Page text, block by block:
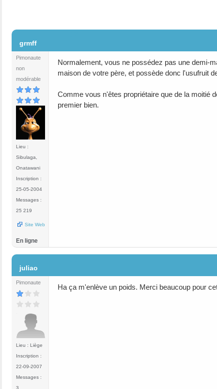
grmff
Pimonaute
non
modérable
Lieu :
Sibulaga,
Onatawani
Inscription :
25-05-2004
Messages :
25 219
Site Web
Normalement, vous ne possédez pas une demi-
maison de votre père, et possède donc l'usufruit
Comme vous n'êtes propriétaire que de la moitié
premier bien.
En ligne
juliao
Pimonaute
Lieu : Liège
Inscription :
22-09-2007
Messages :
3
Ha ça m'enlève un poids. Merci beaucoup pour